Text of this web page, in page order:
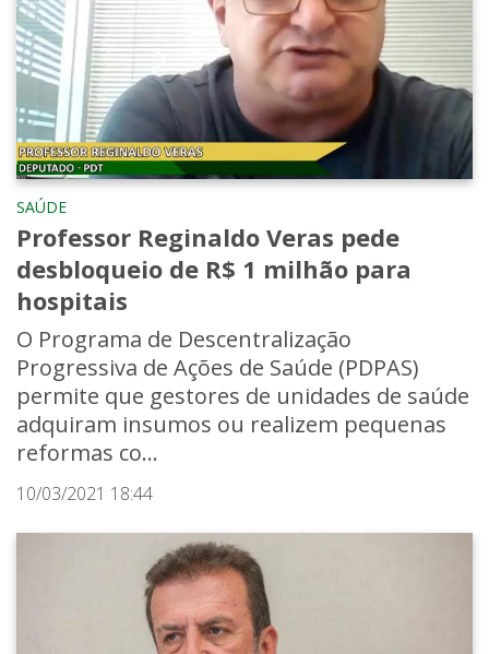
SAÚDE
Professor Reginaldo Veras pede
desbloqueio de R$ 1 milhão para
hospitais
O Programa de Descentralização
Progressiva de Ações de Saúde (PDPAS)
permite que gestores de unidades de saúde
adquiram insumos ou realizem pequenas
reformas co...
10/03/2021 18:44